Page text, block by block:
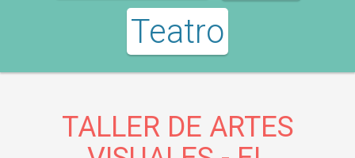
Teatro
TALLER DE ARTES